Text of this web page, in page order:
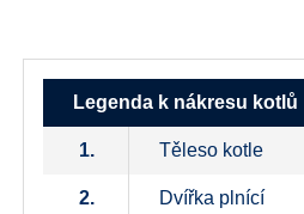
Legenda k nákresu kotlů
1. Těleso kotle
2. Dvířka plnící